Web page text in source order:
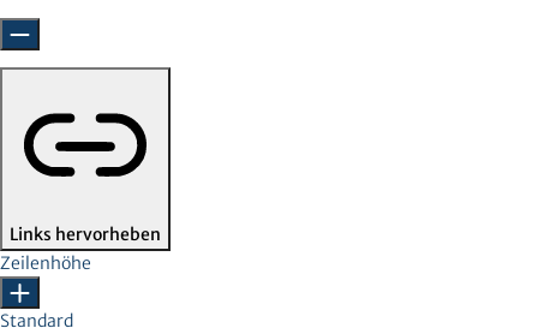
Links hervorheben
Zeilenhöhe
Standard